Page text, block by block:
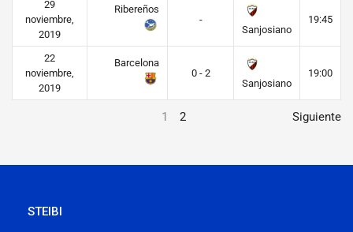
29
noviembre,
2019
Ribereños
-
Sanjosiano
19:45
22
noviembre,
2019
Barcelona
0 - 2
Sanjosiano
19:00
1 2 Siguiente
STEIBI